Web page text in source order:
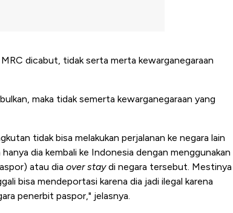
dicabut, tidak serta merta kewarganegaraan
maka tidak semerta kewarganegaraan yang
tidak bisa melakukan perjalanan ke negara lain
dia kembali ke Indonesia dengan menggunakan
atau dia over staydi negara tersebut. Mestinya
bisa mendeportasi karena dia jadi ilegal karena
penerbit paspor," jelasnya.